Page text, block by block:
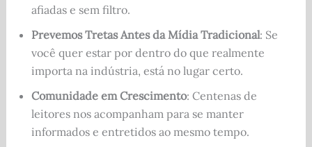
afiadas e sem filtro.
Prevemos Tretas Antes da Mídia Tradicional: Se
você quer estar por dentro do que realmente
importa na indústria, está no lugar certo.
Comunidade em Crescimento: Centenas de
leitores nos acompanham para se manter
informados e entretidos ao mesmo tempo.